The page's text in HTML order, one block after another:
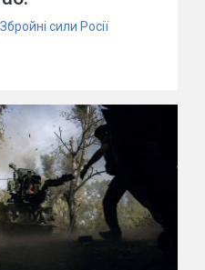
Збройні сили Росії